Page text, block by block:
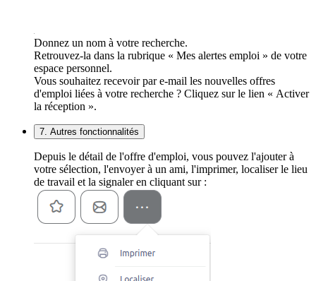
Donnez un nom à votre recherche.
Retrouvez-la dans la rubrique « Mes alertes emploi » de votre
espace personnel.
Vous souhaitez recevoir par e-mail les nouvelles offres
d'emploi liées à votre recherche ? Cliquez sur le lien « Activer
la réception ».
7. Autres fonctionnalités
Depuis le détail de l'offre d'emploi, vous pouvez l'ajouter à
votre sélection, l'envoyer à un ami, l'imprimer, localiser le lieu
de travail et la signaler en cliquant sur :